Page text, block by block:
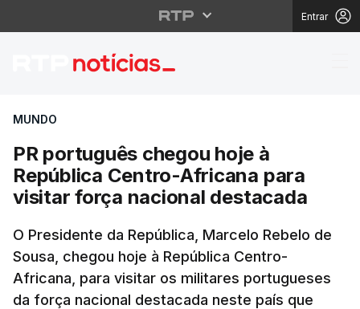
Entrar
PR português
MUNDO
PR português chegou hoje à
República Centro-Africana para
visitar força nacional destacada
O Presidente da República, Marcelo Rebelo de
Sousa, chegou hoje à República Centro-
Africana, para visitar os militares portugueses
da força nacional destacada neste país que